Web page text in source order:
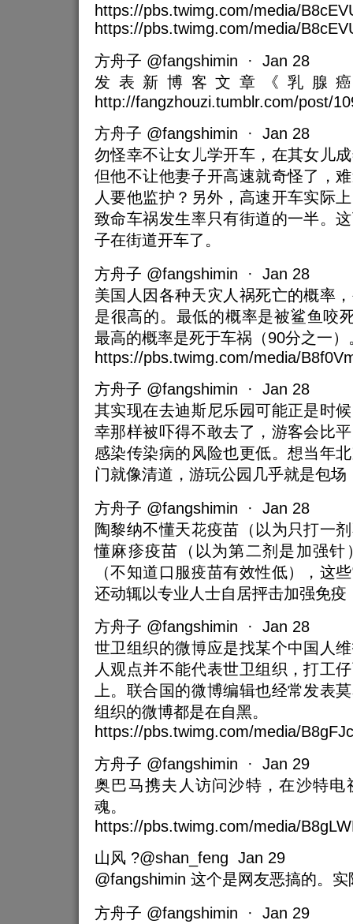
https://pbs.twimg.com/media/
https://pbs.twimg.com/media/
方舟子 @fangshimin · Jan 28
发表新博客文章《乳腺
http://fangzhouzi.tumblr.com/post/
方舟子 @fangshimin · Jan 28
勿怪幸不让女儿学开车，在其女儿
但他不让他妻子开高速就奇怪了，
人要他监护？另外，高速开车实际
致命车祸发生率只有街道的一半。
子在街道开车了。
方舟子 @fangshimin · Jan 28
美国人因各种天灾人祸死亡的概率
是很高的。最低的概率是被鲨鱼咬
最高的概率是死于车祸（90分之一）
https://pbs.twimg.com/media/
方舟子 @fangshimin · Jan 28
其实现在去迪斯尼乐园可能正是时
幸那样被吓得不敢去了，游客会比
感染传染病的风险也更低。想当年
门就像清道，游玩公园几乎就是包场
方舟子 @fangshimin · Jan 28
陶黎纳不懂天花疫苗（以为只打一
懂麻疹疫苗（以为第二剂是加强针
（不知道口服疫苗有效性低），这
还动辄以专业人士自居抨击加强免疫
方舟子 @fangshimin · Jan 28
世卫组织的微博应是找某个中国人
人观点并不能代表世卫组织，打工
上。联合国的微博编辑也经常发表
组织的微博都是在自黑。
https://pbs.twimg.com/media/
方舟子 @fangshimin · Jan 29
奥巴马携夫人访问沙特，在沙特电
魂。
https://pbs.twimg.com/media/
山风 ?@shan_feng Jan 29
@fangshimin 这个是网友恶搞的。
方舟子 @fangshimin · Jan 29